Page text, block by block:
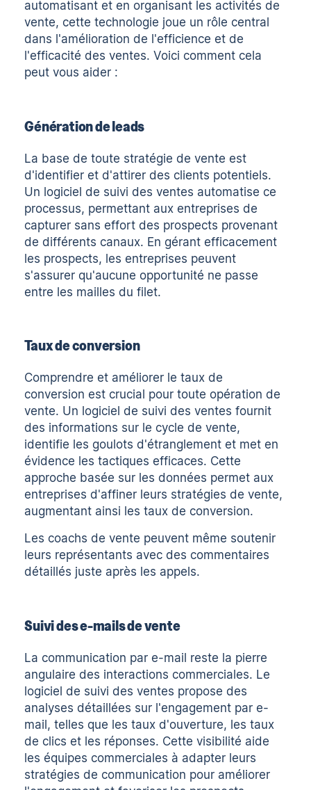
automatisant et en organisant les activités de
vente, cette technologie joue un rôle central
dans l'amélioration de l'efficience et de
l'efficacité des ventes. Voici comment cela
peut vous aider :
Génération de leads
La base de toute stratégie de vente est
d'identifier et d'attirer des clients potentiels.
Un logiciel de suivi des ventes automatise ce
processus, permettant aux entreprises de
capturer sans effort des prospects provenant
de différents canaux. En gérant efficacement
les prospects, les entreprises peuvent
s'assurer qu'aucune opportunité ne passe
entre les mailles du filet.
Taux de conversion
Comprendre et améliorer le taux de
conversion est crucial pour toute opération de
vente. Un logiciel de suivi des ventes fournit
des informations sur le cycle de vente,
identifie les goulots d'étranglement et met en
évidence les tactiques efficaces. Cette
approche basée sur les données permet aux
entreprises d'affiner leurs stratégies de vente,
augmentant ainsi les taux de conversion.
Les coachs de vente peuvent même soutenir
leurs représentants avec des commentaires
détaillés juste après les appels.
Suivi des e-mails de vente
La communication par e-mail reste la pierre
angulaire des interactions commerciales. Le
logiciel de suivi des ventes propose des
analyses détaillées sur l'engagement par e-
mail, telles que les taux d'ouverture, les taux
de clics et les réponses. Cette visibilité aide
les équipes commerciales à adapter leurs
stratégies de communication pour améliorer